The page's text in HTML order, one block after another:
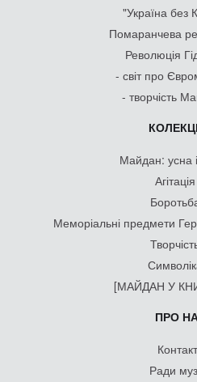
"Україна без
Помаранчева
Революція
- світ про
- творчість
Майдан: усна
Агітація
Меморіальні предмети
[МАЙДАН У
ПРО
Ради